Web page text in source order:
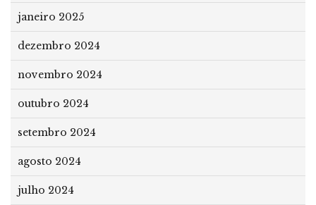
janeiro 2025
dezembro 2024
novembro 2024
outubro 2024
setembro 2024
agosto 2024
julho 2024